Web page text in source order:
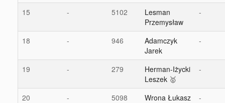
15
- 5102
Lesman
Przemysław
-
18 - 946
Adamczyk
Jarek
-
19 - 279
Herman-Iżycki
Leszek 🥇
-
20 - 5098 Wrona Łukasz
-